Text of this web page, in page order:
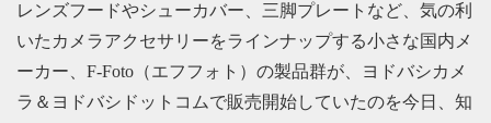
レンズフードやシューカバー、三脚プレートなど、気の利
いたカメラアクセサリーをラインナップする小さな国内メ
ーカー、F-Foto（エフフォト）の製品群が、ヨドバシカメ
ラ＆ヨドバシドットコムで販売開始していたのを今日、知